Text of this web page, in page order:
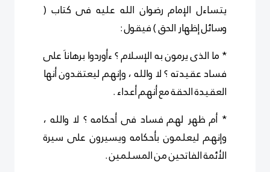
يتساءل الإمام رضوان الله عليه فى كتاب (
وسائل إظهار الحق ) فيقول :
* ما الذى يرمون به الإسلام ؟ ءأوردوا برهاناَ على
فساد عقيدته ؟ لا والله ، وإنهم ليعتقدون أنها
العقيدة الحقة مع أنهم أعداء .
* أم ظهر لهم فساد فى أحكامه ؟ لا والله ،
وإنهم ليعلمون بأحكامه ويسيرون على سيرة
الأئمة الفاتحين من المسلمين .